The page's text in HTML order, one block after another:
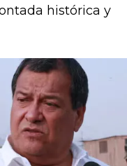
histórica y